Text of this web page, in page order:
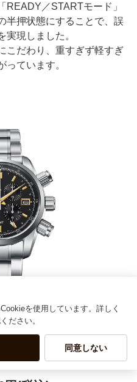
READY／STARTモード」
半押状態にすることで、誤
実現しました。
こだわり、重すぎず軽すぎ
っています。
グランドセ
ングドライブ
を使用しています。詳しく
ださい。
同意しない